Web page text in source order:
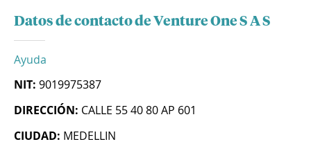
Datos de contacto de Venture One S A S
Ayuda
NIT: 9019975387
DIRECCIÓN: CALLE 55 40 80 AP 601
CIUDAD: MEDELLIN